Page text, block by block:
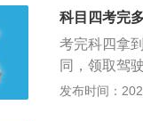
发的车辆驾
习掌握交通
的法律证明
交通事故案
科目四考完
考完科四拿
同，领取驾
后，需要接
发布时间：